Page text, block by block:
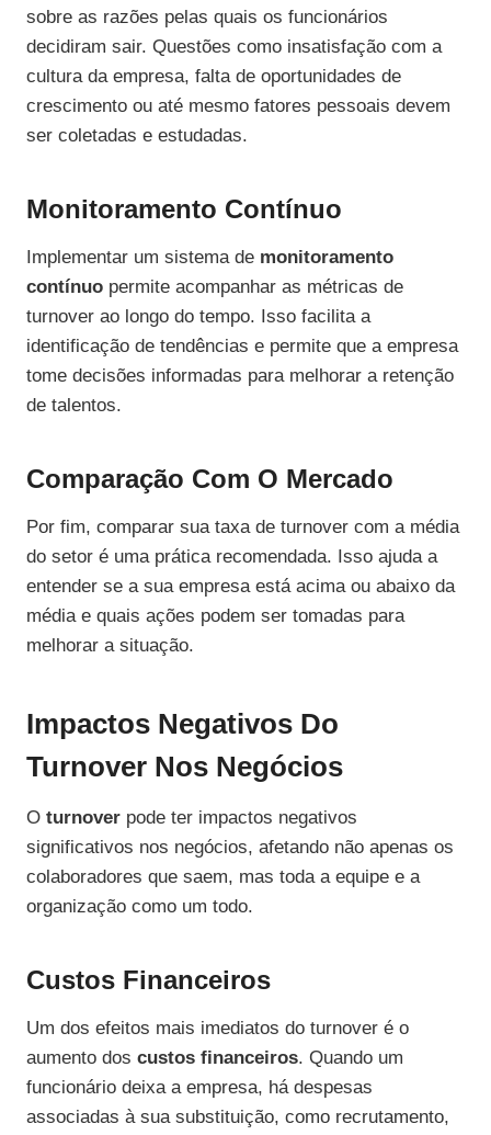
sobre as razões pelas quais os funcionários
decidiram sair. Questões como insatisfação com a
cultura da empresa, falta de oportunidades de
crescimento ou até mesmo fatores pessoais devem
ser coletadas e estudadas.
Monitoramento Contínuo
Implementar um sistema de monitoramento
contínuo permite acompanhar as métricas de
turnover ao longo do tempo. Isso facilita a
identificação de tendências e permite que a empresa
tome decisões informadas para melhorar a retenção
de talentos.
Comparação Com O Mercado
Por fim, comparar sua taxa de turnover com a média
do setor é uma prática recomendada. Isso ajuda a
entender se a sua empresa está acima ou abaixo da
média e quais ações podem ser tomadas para
melhorar a situação.
Impactos Negativos Do
Turnover Nos Negócios
O turnover pode ter impactos negativos
significativos nos negócios, afetando não apenas os
colaboradores que saem, mas toda a equipe e a
organização como um todo.
Custos Financeiros
Um dos efeitos mais imediatos do turnover é o
aumento dos custos financeiros. Quando um
funcionário deixa a empresa, há despesas
associadas à sua substituição, como recrutamento,